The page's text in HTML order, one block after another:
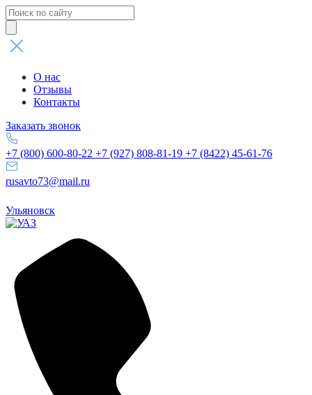
Поиск
товаров
О нас
Отзывы
Контакты
Заказать звонок
+7 (800) 600-80-22 +7 (927) 808-81-19 +7 (8422) 45-61-76
rusavto73@mail.ru
Ульяновск